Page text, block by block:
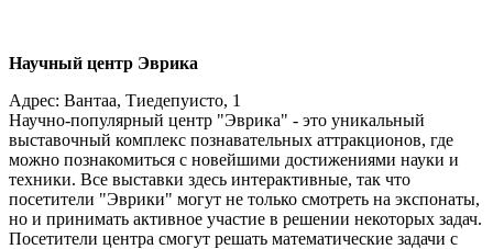
Научный центр Эврика
Адрес: Вантаа, Тиедепуисто, 1
Научно-популярный центр "Эврика" - это уникальный
выставочный комплекс познавательных аттракционов, где
можно познакомиться с новейшими достижениями науки и
техники. Все выставки здесь интерактивные, так что
посетители "Эврики" могут не только смотреть на экспонаты,
но и принимать активное участие в решении некоторых задач.
Посетители центра смогут решать математические задачи с